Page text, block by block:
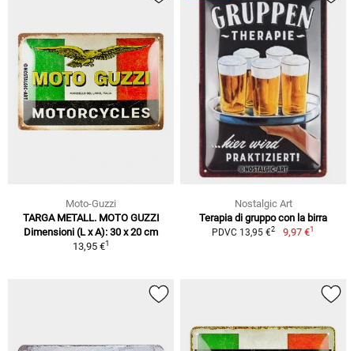
Moto-Guzzi
TARGA METALL. MOTO GUZZI
Dimensioni (L x A): 30 x 20 cm
13,95 €1
Nostalgic Art
Terapia di gruppo con la birra
PDVC 13,95 €2 9,97 €1